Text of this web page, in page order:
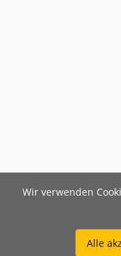
Wir verwenden
Alle